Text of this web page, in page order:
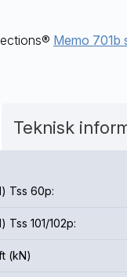
Memo 701b
Teknisk
Tss 60p:
101/102p:
(kN)